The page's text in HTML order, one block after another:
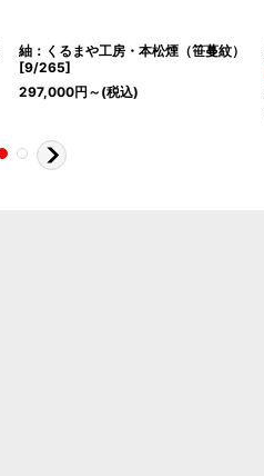
紬：くるまや工房・本松煙（笹蔓紋）
[9/265]
297,000円 ～ (税込)